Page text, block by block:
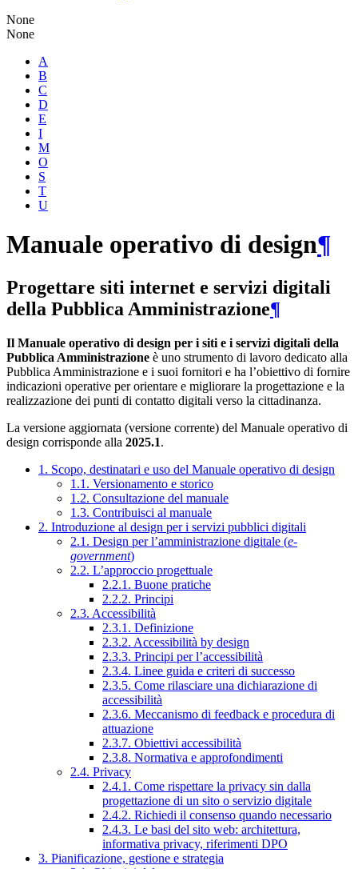
None
None
A
B
C
D
E
I
M
O
S
T
U
Manuale operativo di design¶
Progettare siti internet e servizi digitali
della Pubblica Amministrazione¶
Il Manuale operativo di design per i siti e i servizi digitali della
Pubblica Amministrazione è uno strumento di lavoro dedicato alla
Pubblica Amministrazione e i suoi fornitori e ha l’obiettivo di fornire
indicazioni operative per orientare e migliorare la progettazione e la
realizzazione dei punti di contatto digitali verso la cittadinanza.
La versione aggiornata (versione corrente) del Manuale operativo di
design corrisponde alla 2025.1.
1. Scopo, destinatari e uso del Manuale operativo di design
1.1. Versionamento e storico
1.2. Consultazione del manuale
1.3. Contribuisci al manuale
2. Introduzione al design per i servizi pubblici digitali
2.1. Design per l’amministrazione digitale (e-
government)
2.2. L’approccio progettuale
2.2.1. Buone pratiche
2.2.2. Principi
2.3. Accessibilità
2.3.1. Definizione
2.3.2. Accessibilità by design
2.3.3. Principi per l’accessibilità
2.3.4. Linee guida e criteri di successo
2.3.5. Come rilasciare una dichiarazione di
accessibilità
2.3.6. Meccanismo di feedback e procedura di
attuazione
2.3.7. Obiettivi accessibilità
2.3.8. Normativa e approfondimenti
2.4. Privacy
2.4.1. Come rispettare la privacy sin dalla
progettazione di un sito o servizio digitale
2.4.2. Richiedi il consenso quando necessario
2.4.3. Le basi del sito web: architettura,
informativa privacy, riferimenti DPO
3. Pianificazione, gestione e strategia